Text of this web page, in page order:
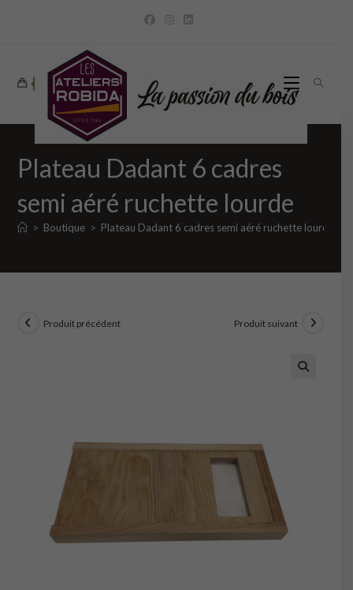
Plateau Dadant 6 cadres
semi aéré ruchette lourde
> Boutique > Plateau Dadant 6 cadres semi aéré ruchette lourde
Produit précédent Produit suivant